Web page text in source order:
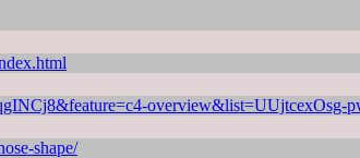
overview&list=UUjtcexOsg-
shape/